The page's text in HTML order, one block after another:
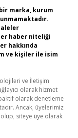
marka, kurum
haber niteliği
hakkında
ve kişiler ile isim
ve İletişim
olarak hizmet
olarak denetleme
Ancak, üyelerimiz
siteye üye olarak